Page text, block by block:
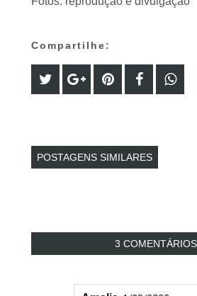
POSTAGENS SIMILARES
3
Amalia 1/28/2022